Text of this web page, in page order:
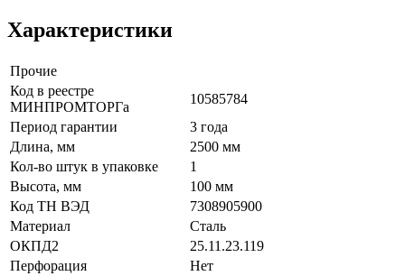
Характеристики
Прочие
Код в реестре
МИНПРОМТОРГа
10585784
Период гарантии
3 года
Длина, мм
2500 мм
Кол-во штук в упаковке
1
Высота, мм
100 мм
Код ТН ВЭД
7308905900
Материал
Сталь
ОКПД2
25.11.23.119
Перфорация
Нет